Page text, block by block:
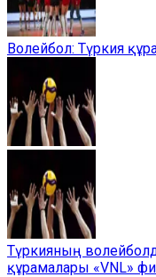
Волейбол: Түркия
Түркияның
құрамалары «VNL»